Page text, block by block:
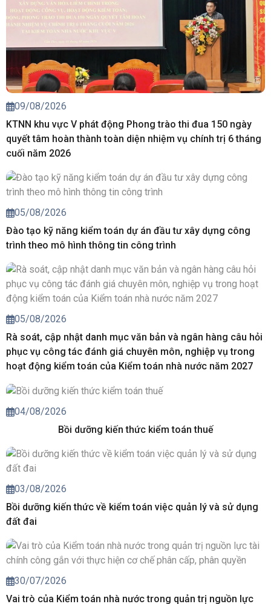
09/08/2026
KTNN khu vực V phát động Phong trào thi đua 150 ngày
quyết tâm hoàn thành toàn diện nhiệm vụ chính trị 6 tháng
cuối năm 2026
05/08/2026
Đào tạo kỹ năng kiểm toán dự án đầu tư xây dựng công
trình theo mô hình thông tin công trình
05/08/2026
Rà soát, cập nhật danh mục văn bản và ngân hàng câu hỏi
phục vụ công tác đánh giá chuyên môn, nghiệp vụ trong
hoạt động kiểm toán của Kiểm toán nhà nước năm 2027
04/08/2026
Bồi dưỡng kiến thức kiểm toán thuế
03/08/2026
Bồi dưỡng kiến thức về kiểm toán việc quản lý và sử dụng
đất đai
30/07/2026
Vai trò của Kiểm toán nhà nước trong quản trị nguồn lực